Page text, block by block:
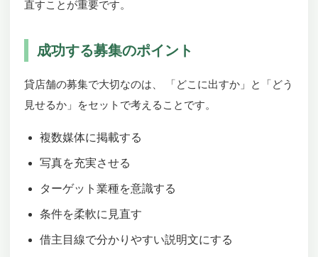
直すことが重要です。
成功する募集のポイント
貸店舗の募集で大切なのは、 「どこに出すか」と「どう
見せるか」をセットで考えることです。
複数媒体に掲載する
写真を充実させる
ターゲット業種を意識する
条件を柔軟に見直す
借主目線で分かりやすい説明文にする